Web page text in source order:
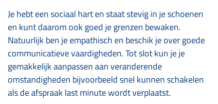
Je hebt een sociaal hart en staat stevig in je schoenen
en kunt daarom ook goed je grenzen bewaken.
Natuurlijk ben je empathisch en beschik je over goede
communicatieve vaardigheden. Tot slot kun je je
gemakkelijk aanpassen aan veranderende
omstandigheden bijvoorbeeld snel kunnen schakelen
als de afspraak last minute wordt verplaatst.